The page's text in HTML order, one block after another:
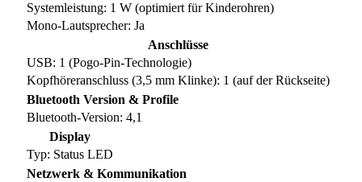
Systemleistung: 1 W (optimiert für Kinderohren)
Mono-Lautsprecher: Ja
Anschlüsse
USB: 1 (Pogo-Pin-Technologie)
Kopfhöreranschluss (3,5 mm Klinke): 1 (auf der Rückseite)
Bluetooth Version & Profile
Bluetooth-Version: 4,1
Display
Typ: Status LED
Netzwerk & Kommunikation